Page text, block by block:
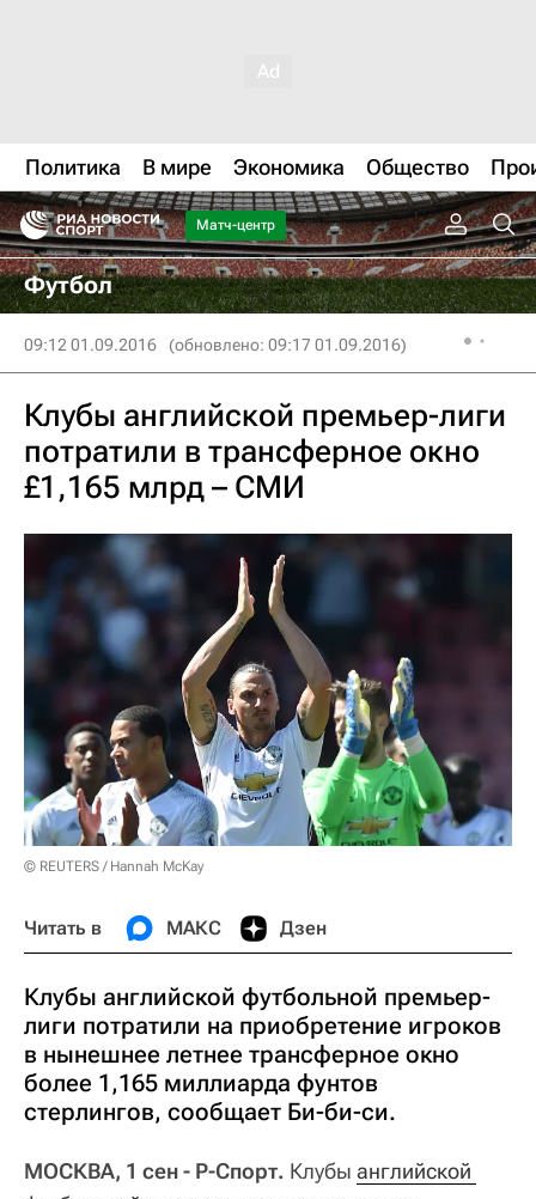
Политика В мире Экономика Общество
Матч-центр
Футбол
09:12 01.09.2016 (обновлено: 09:17 01.09.2016)
Клубы английской премьер-лиги
потратили в трансферное окно
£1,165 млрд – СМИ
© REUTERS / Hannah McKay
Читать в МАКС Дзен
Клубы английской футбольной премьер-
лиги потратили на приобретение игроков
в нынешнее летнее трансферное окно
более 1,165 миллиарда фунтов
стерлингов, сообщает Би-би-си.
МОСКВА, 1 сен - Р-Спорт. Клубы английской